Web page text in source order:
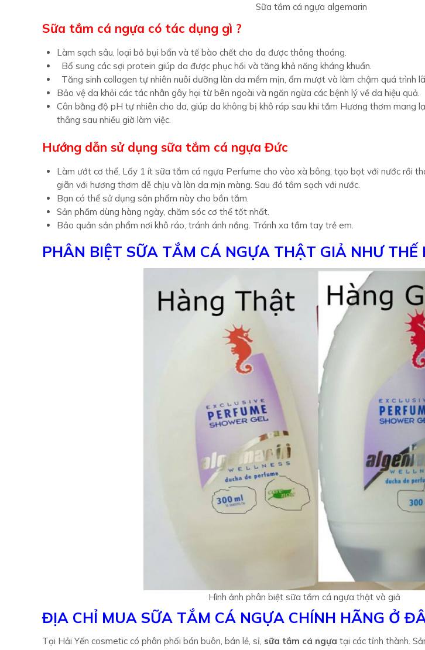
Sữa tắm cá ngựa algemarin
Sữa tắm cá ngựa có tác dụng gì ?
Làm sạch sâu, loại bỏ bụi bẩn và tế bào chết cho da được thông thoáng.
Bổ sung các sợi protein giúp da được phục hồi và tăng khả năng kháng khuẩn.
Tăng sinh collagen tự nhiên nuôi dưỡng làn da mềm mịn, ẩm mượt và làm chậm quá trình
Bảo vệ da khỏi các tác nhân gây hại từ bên ngoài và ngăn ngừa các bệnh lý về da hiệu quả.
Cân bằng độ pH tự nhiên cho da, giúp da không bị khô ráp sau khi tắm Hương thơm mang
thẳng sau nhiều giờ làm việc.
Hướng dẫn sử dụng sữa tắm cá ngựa Đức
Làm ướt cơ thể, Lấy 1 ít sữa tắm cá ngựa Perfume cho vào xà bông, tạo bọt với nước rồi
giãn với hương thơm dễ chịu và làn da mịn màng. Sau đó tắm sạch với nước.
Bạn có thể sử dụng sản phẩm này cho bồn tắm.
Sản phẩm dùng hàng ngày, chăm sóc cơ thể tốt nhất.
Bảo quản sản phẩm nơi khô ráo, tránh ánh nắng. Tránh xa tầm tay trẻ em.
PHÂN BIỆT SỮA TẮM CÁ NGỰA THẬT GIẢ NHƯ THẾ
Hình ảnh phân biệt sữa tắm cá ngựa thật và giả
ĐỊA CHỈ MUA SỮA TẮM CÁ NGỰA CHÍNH HÃNG Ở
Tại Hải Yến cosmetic có phân phối bán buôn, bán lẻ, sỉ, sữa tắm cá ngựa tại các tỉnh thành.